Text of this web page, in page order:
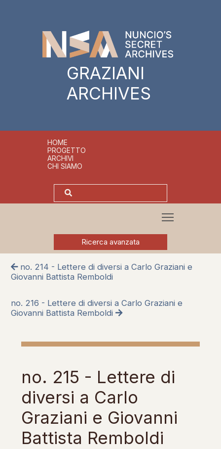
GRAZIANI
ARCHIVES
HOME
PROGETTO
ARCHIVI
CHI SIAMO
Ricerca avanzata
no. 214 - Lettere di diversi a Carlo Graziani e
Giovanni Battista Remboldi
no. 216 - Lettere di diversi a Carlo Graziani e
Giovanni Battista Remboldi
no. 215 - Lettere di
diversi a Carlo
Graziani e Giovanni
Battista Remboldi